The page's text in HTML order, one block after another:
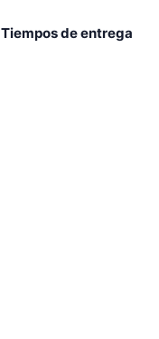
Tiempos de entrega